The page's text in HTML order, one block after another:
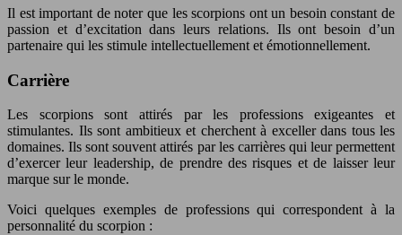
Il est important de noter que les scorpions ont un besoin constant de
passion et d’excitation dans leurs relations. Ils ont besoin d’un
partenaire qui les stimule intellectuellement et émotionnellement.
Carrière
Les scorpions sont attirés par les professions exigeantes et
stimulantes. Ils sont ambitieux et cherchent à exceller dans tous les
domaines. Ils sont souvent attirés par les carrières qui leur permettent
d’exercer leur leadership, de prendre des risques et de laisser leur
marque sur le monde.
Voici quelques exemples de professions qui correspondent à la
personnalité du scorpion :